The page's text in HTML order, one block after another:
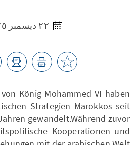
König Mohammed VI haben
Strategien Marokkos seit
gewandelt.Während zuvor
Kooperationen und